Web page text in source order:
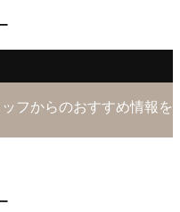
フからのおすすめ情報を